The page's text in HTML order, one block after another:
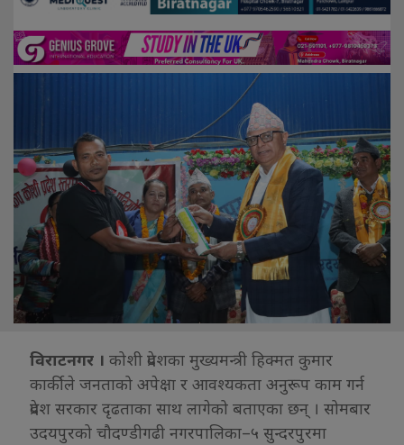
विराटनगर । कोशी प्रदेशका मुख्यमन्त्री हिक्मत कुमार
कार्कीले जनताको अपेक्षा र आवश्यकता अनुरूप काम गर्न
प्रदेश सरकार दृढताका साथ लागेको बताएका छन् । सोमबार
उदयपुरको चौदण्डीगढी नगरपालिका–५ सुन्दरपुरमा